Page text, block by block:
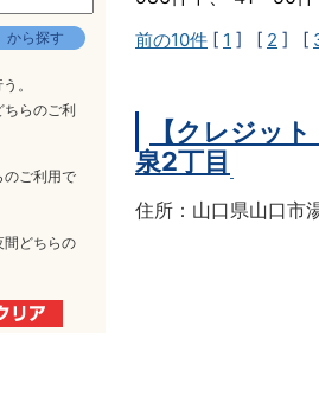
から探す
。
らのご利
のご利用で
間どちらの
前の10件 [ 1 ] [ 2 ] [
【クレジッ
泉2丁目
住所：山口県山口市